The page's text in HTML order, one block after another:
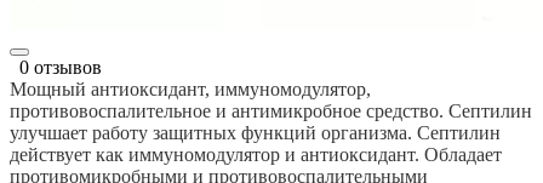
0 отзывов
Мощный антиоксидант, иммуномодулятор,
противовоспалительное и антимикробное средство. Септилин
улучшает работу защитных функций организма. Септилин
действует как иммуномодулятор и антиоксидант. Обладает
противомикробными и противовоспалительными